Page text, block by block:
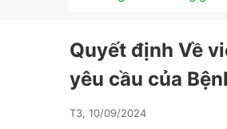
Quyết định Về
yêu cầu của
T3, 10/09/2024